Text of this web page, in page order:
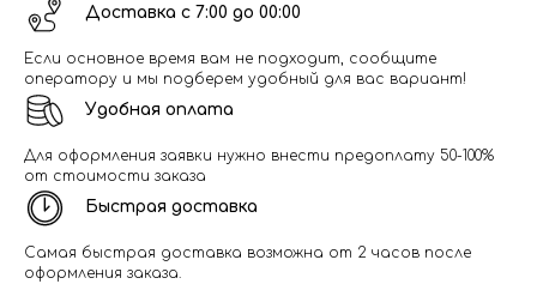
Доставка с 7:00 до 00:00
Если основное время вам не подходит, сообщите
оператору и мы подберем удобный для вас вариант!
Удобная оплата
Для оформления заявки нужно внести предоплату 50-100%
от стоимости заказа
Быстрая доставка
Самая быстрая доставка возможна от 2 часов после
оформления заказа.